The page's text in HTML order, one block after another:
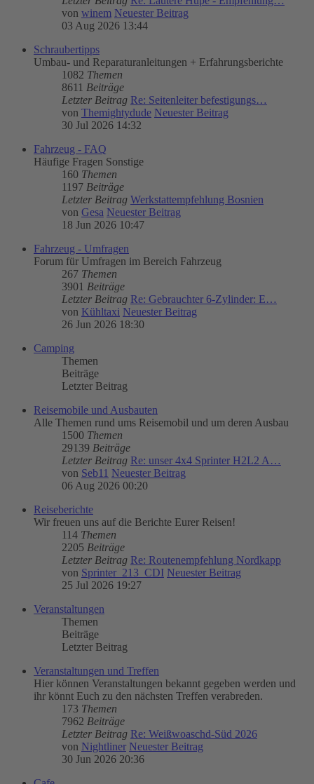
von winem Neuester Beitrag
03 Aug 2026 13:44
Schraubertipps
Umbau- und Reparaturanleitungen + Erfahrungsberichte
1082 Themen
8611 Beiträge
Letzter Beitrag Re: Seitenleiter befestigungs…
von Themightydude Neuester Beitrag
30 Jul 2026 14:32
Fahrzeug - FAQ
Häufige Fragen Sonstige
160 Themen
1197 Beiträge
Letzter Beitrag Werkstattempfehlung Bosnien
von Gesa Neuester Beitrag
18 Jun 2026 10:47
Fahrzeug - Umfragen
Forum für Umfragen im Bereich Fahrzeug
267 Themen
3901 Beiträge
Letzter Beitrag Re: Gebrauchter 6-Zylinder: E…
von Kühltaxi Neuester Beitrag
26 Jun 2026 18:30
Camping
Themen
Beiträge
Letzter Beitrag
Reisemobile und Ausbauten
Alle Themen rund ums Reisemobil und um deren Ausbau
1500 Themen
29139 Beiträge
Letzter Beitrag Re: unser 4x4 Sprinter H2L2 A…
von Seb11 Neuester Beitrag
06 Aug 2026 00:20
Reiseberichte
Wir freuen uns auf die Berichte Eurer Reisen!
114 Themen
2205 Beiträge
Letzter Beitrag Re: Routenempfehlung Nordkapp
von Sprinter_213_CDI Neuester Beitrag
25 Jul 2026 19:27
Veranstaltungen
Themen
Beiträge
Letzter Beitrag
Veranstaltungen und Treffen
Hier können Veranstaltungen bekannt gegeben werden und
ihr könnt Euch zu den nächsten Treffen verabreden.
173 Themen
7962 Beiträge
Letzter Beitrag Re: Weißwoaschd-Süd 2026
von Nightliner Neuester Beitrag
30 Jun 2026 20:36